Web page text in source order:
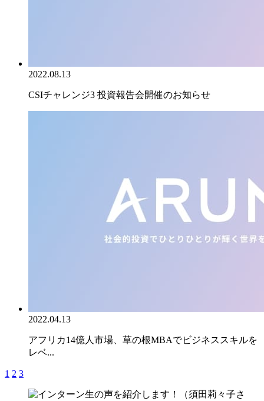
2022.08.13
CSIチャレンジ3 投資報告会開催のお知らせ
2022.04.13
アフリカ14億人市場、草の根MBAでビジネススキルを
レベ...
1 2 3